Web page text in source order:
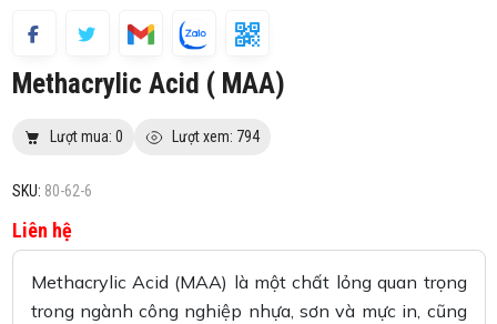
Methacrylic Acid ( MAA)
Lượt mua: 0 Lượt xem: 794
SKU: 80-62-6
Liên hệ
Methacrylic Acid (MAA) là một chất lỏng quan trọng
trong ngành công nghiệp nhựa, sơn và mực in, cũng